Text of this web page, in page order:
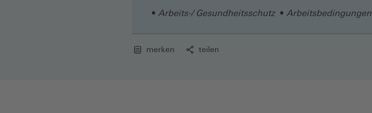
Arbeits-/ Gesundheitsschutz Arbeitsbedingungen
merken teilen